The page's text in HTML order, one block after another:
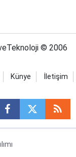
© 2006
Künye İletişim